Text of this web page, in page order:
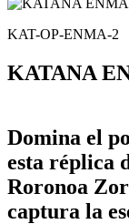
KAT-OP-ENMA-2
KATANA
Domina el
esta réplica
Roronoa
captura la